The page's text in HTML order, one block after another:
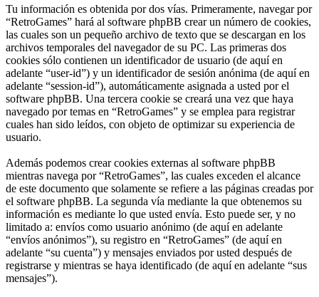
Tu información es obtenida por dos vías. Primeramente, navegar por
“RetroGames” hará al software phpBB crear un número de cookies,
las cuales son un pequeño archivo de texto que se descargan en los
archivos temporales del navegador de su PC. Las primeras dos
cookies sólo contienen un identificador de usuario (de aquí en
adelante “user-id”) y un identificador de sesión anónima (de aquí en
adelante “session-id”), automáticamente asignada a usted por el
software phpBB. Una tercera cookie se creará una vez que haya
navegado por temas en “RetroGames” y se emplea para registrar
cuales han sido leídos, con objeto de optimizar su experiencia de
usuario.
Además podemos crear cookies externas al software phpBB
mientras navega por “RetroGames”, las cuales exceden el alcance
de este documento que solamente se refiere a las páginas creadas por
el software phpBB. La segunda vía mediante la que obtenemos su
información es mediante lo que usted envía. Esto puede ser, y no
limitado a: envíos como usuario anónimo (de aquí en adelante
“envíos anónimos”), su registro en “RetroGames” (de aquí en
adelante “su cuenta”) y mensajes enviados por usted después de
registrarse y mientras se haya identificado (de aquí en adelante “sus
mensajes”).